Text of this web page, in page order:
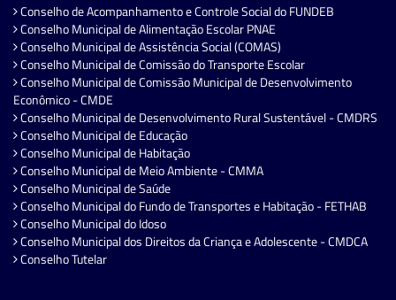
Conselho de Acompanhamento e Controle Social do FUNDEB
Conselho Municipal de Alimentação Escolar PNAE
Conselho Municipal de Assistência Social (COMAS)
Conselho Municipal de Comissão do Transporte Escolar
Conselho Municipal de Comissão Municipal de Desenvolvimento
Econômico - CMDE
Conselho Municipal de Desenvolvimento Rural Sustentável - CMDRS
Conselho Municipal de Educação
Conselho Municipal de Habitação
Conselho Municipal de Meio Ambiente - CMMA
Conselho Municipal de Saúde
Conselho Municipal do Fundo de Transportes e Habitação - FETHAB
Conselho Municipal do Idoso
Conselho Municipal dos Direitos da Criança e Adolescente - CMDCA
Conselho Tutelar